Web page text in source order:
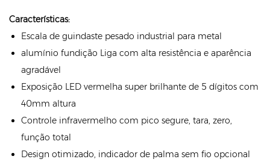
Características:
Escala de guindaste pesado industrial para metal
alumínio fundição Liga com alta resistência e aparência
agradável
Exposição LED vermelha super brilhante de 5 dígitos com
40mm altura
Controle infravermelho com pico segure, tara, zero,
função total
Design otimizado, indicador de palma sem fio opcional